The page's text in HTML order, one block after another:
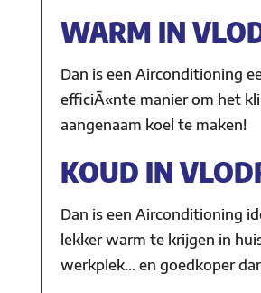
WARM IN
Dan is een Airconditioning
efficiÃ«nte manier om het
aangenaam koel te maken!
KOUD IN
Dan is een Airconditioning
lekker warm te krijgen in
werkplek… en goedkoper